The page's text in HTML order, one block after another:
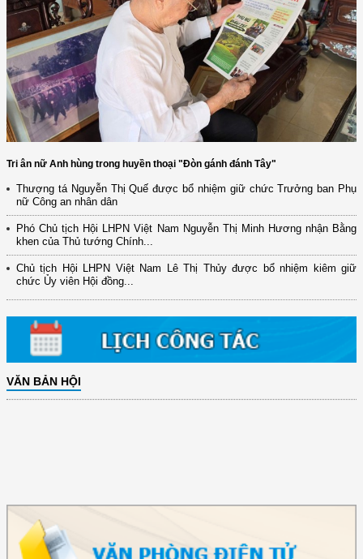
Tri ân nữ Anh hùng trong huyền thoại "Đòn gánh đánh Tây"
Thượng tá Nguyễn Thị Quế được bổ nhiệm giữ chức Trưởng ban Phụ
nữ Công an nhân dân
Phó Chủ tịch Hội LHPN Việt Nam Nguyễn Thị Minh Hương nhận Bằng
khen của Thủ tướng Chính...
Chủ tịch Hội LHPN Việt Nam Lê Thị Thủy được bổ nhiệm kiêm giữ
chức Ủy viên Hội đồng...
VĂN BẢN HỘI
(898/KH/ĐCT) Kế hoạch thực hiện Quyết định số 2415/QĐ-TTg ngày
31/10/2025 ...